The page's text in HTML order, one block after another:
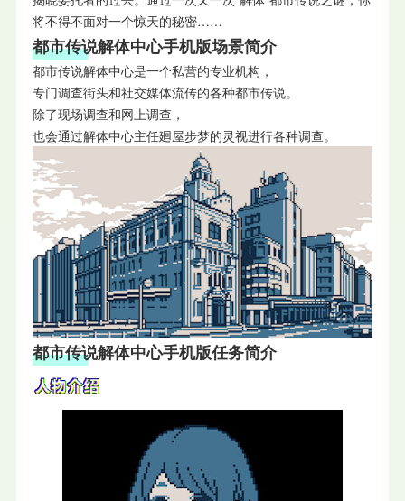
将不得不面对一个惊天的秘密……
都市传说解体中心手机版场景简介
都市传说解体中心是一个私营的专业机构，
专门调查街头和社交媒体流传的各种都市传说。
除了现场调查和网上调查，
也会通过解体中心主任廻屋步梦的灵视进行各种调查。
都市传说解体中心手机版任务简介